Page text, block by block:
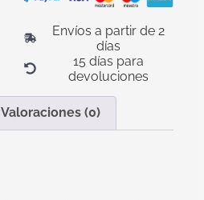
Envíos a partir de 2
días
15 días para
devoluciones
Valoraciones (0)